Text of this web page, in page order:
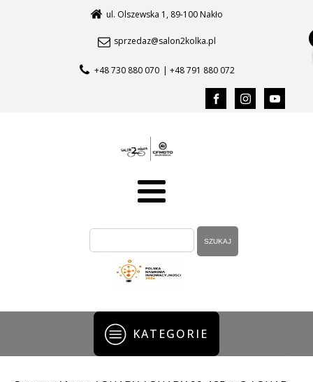
ul. Olszewska 1, 89-100 Nakło
sprzedaz@salon2kolka.pl
+48 730 880 070 | +48 791 880 072
KATEGORIE